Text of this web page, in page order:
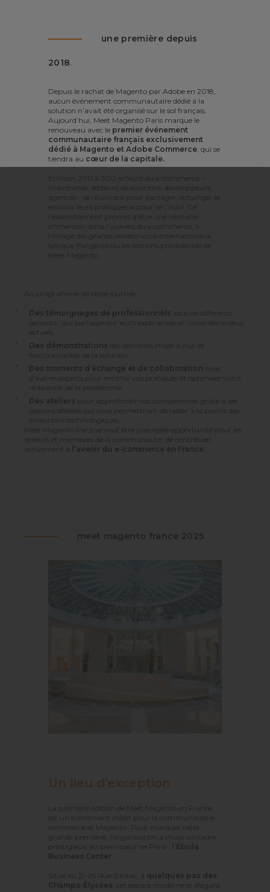
une première depuis
2018.
Depuis le rachat de Magento par Adobe en 2018,
aucun événement communautaire dédié à la
solution n’avait été organisé sur le sol français.
Aujourd’hui, Meet Magento Paris marque le
renouveau avec le premier événement
communautaire français exclusivement
dédié à Magento et Adobe Commerce , qui se
tiendra au cœur de la capitale.
Environ 200 à 300 acteurs du e-commerce –
marchands, éditeurs de solutions, développeurs,
agences – se réuniront pour partager, échanger et
enrichir leurs pratiques autour de l’outil. Ce
rassemblement promet d’être une véritable
immersion dans l’univers du e-commerce, à
l’image des grands rendez-vous internationaux
tels que Bargento ou les éditions précédentes de
Meet Magento.
Au programme de cette journée :
Des témoignages de professionnels
issus de différents
secteurs , qui partageront leurs expériences et vision des enjeux
actuels.
Des démonstrations des dernières mises à jour et
fonctionnalités de la solution.
Des moments d’échange et de collaboration avec
d’autres experts pour enrichir vos pratiques et optimiser votre
utilisation de la plateforme.
Des ateliers pour approfondir
vos compétences grâce à des
sessions dédiées qui vous permettront de rester à la pointe des
évolutions technologiques.
Meet Magento Paris se veut être une réelle opportunité pour les
acteurs et membres de la communauté, de contribuer
activement à
l’avenir du e-commerce en France.
meet magento france 2025
Un lieu d’exception
La première édition de Meet Magento en France
est un événement inédit pour la communauté e-
commerce et Magento. Pour marquer cette
grande première, l’organisation a choisi un cadre
prestigieux, en plein cœur de Paris :
l’Étoile
Business Center
Situé au 21-25 Rue Balzac, à
quelques pas des
Champs-Élysées , cet espace moderne et élégant